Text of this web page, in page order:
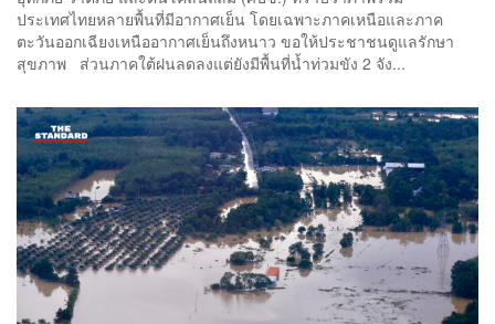
ประเทศไทยหลายพื้นที่มีอากาศเย็น โดยเฉพาะภาคเหนือและภาค
ตะวันออกเฉียงเหนืออากาศเย็นถึงหนาว ขอให้ประชาชนดูแลรักษา
สุขภาพ ส่วนภาคใต้ฝนลดลงแต่ยังมีพื้นที่น้ำท่วมขัง 2 จัง...